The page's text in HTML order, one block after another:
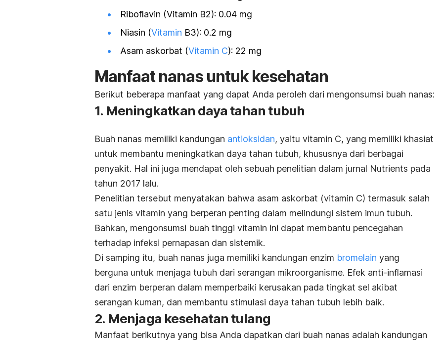
Riboflavin (Vitamin B2): 0.04 mg
Niasin (Vitamin B3): 0.2 mg
Asam askorbat (Vitamin C): 22 mg
Manfaat nanas untuk kesehatan
Berikut beberapa manfaat yang dapat Anda peroleh dari mengonsumsi buah nanas:
1. Meningkatkan daya tahan tubuh
Buah nanas memiliki kandungan antioksidan, yaitu vitamin C, yang memiliki khasiat
untuk membantu meningkatkan daya tahan tubuh, khususnya dari berbagai
penyakit. Hal ini juga mendapat oleh sebuah penelitian dalam jurnal Nutrients pada
tahun 2017 lalu.
Penelitian tersebut menyatakan bahwa asam askorbat (vitamin C) termasuk salah
satu jenis vitamin yang berperan penting dalam melindungi sistem imun tubuh.
Bahkan, mengonsumsi buah tinggi vitamin ini dapat membantu pencegahan
terhadap infeksi pernapasan dan sistemik.
Di samping itu, buah nanas juga memiliki kandungan enzim bromelain yang
berguna untuk menjaga tubuh dari serangan mikroorganisme. Efek anti-inflamasi
dari enzim berperan dalam memperbaiki kerusakan pada tingkat sel akibat
serangan kuman, dan membantu stimulasi daya tahan tubuh lebih baik.
2. Menjaga kesehatan tulang
Manfaat berikutnya yang bisa Anda dapatkan dari buah nanas adalah kandungan